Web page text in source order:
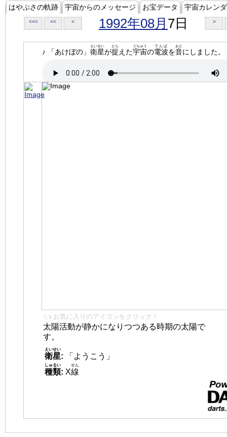
はやぶさの軌跡 宇宙からのメッセージ お宝データ 宇宙カレン
<<< << < 1992年08月 7日 >
♪ 「あけぼの」 衛星
えいせい
が捉
とら
えた宇宙
うちゅう
の電波
でんぱ
を音
おと
にしました。
👈 お気に入りのアイコンをクリック！
太陽活動が静かになりつつある時期の太陽で
す。
衛星
えいせい
:
「ようこう」
種類
しゅるい
: X線
せん